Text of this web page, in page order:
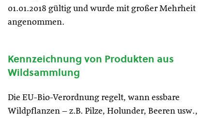
01.01.2018 gültig und wurde mit großer Mehrheit
angenommen.
Kennzeichnung von Produkten aus
Wildsammlung
Die EU-Bio-Verordnung regelt, wann essbare
Wildpflanzen – z.B. Pilze, Holunder, Beeren usw.,